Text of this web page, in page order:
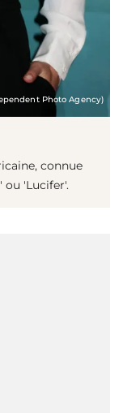
Photo Agency)
connue
ou 'Lucifer'.